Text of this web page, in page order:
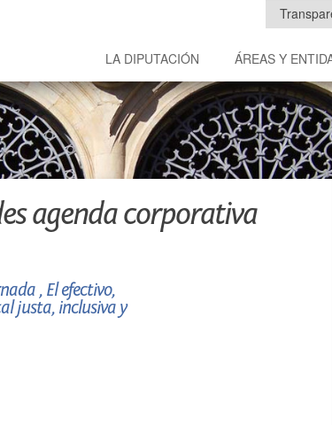
LA DIPUTACIÓN ÁREAS Y
agenda corporativa
, El efectivo,
justa, inclusiva y